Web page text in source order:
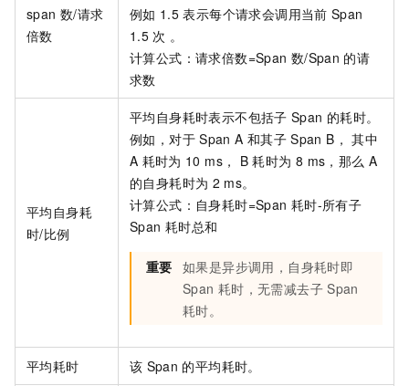
span 数/请求
倍数
例如 1.5 表示每个请求会调用当前 Span
1.5 次 。
计算公式：请求倍数=Span 数/Span 的请
求数
平均自身耗
时/比例
平均自身耗时表示不包括子 Span 的耗时。
例如，对于 Span A 和其子 Span B， 其中
A 耗时为 10 ms， B 耗时为 8 ms，那么 A
的自身耗时为 2 ms。
计算公式：自身耗时=Span 耗时-所有子
Span 耗时总和
重要 如果是异步调用，自身耗时即
Span 耗时，无需减去子 Span
耗时。
平均耗时 该 Span 的平均耗时。